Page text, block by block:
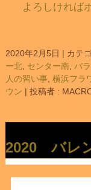
よろしければ
2020年2月5日 | カテ
ー北, センター南, バラ
人の習い事, 横浜フラ
ウン | 投稿者 :
2020 バレ